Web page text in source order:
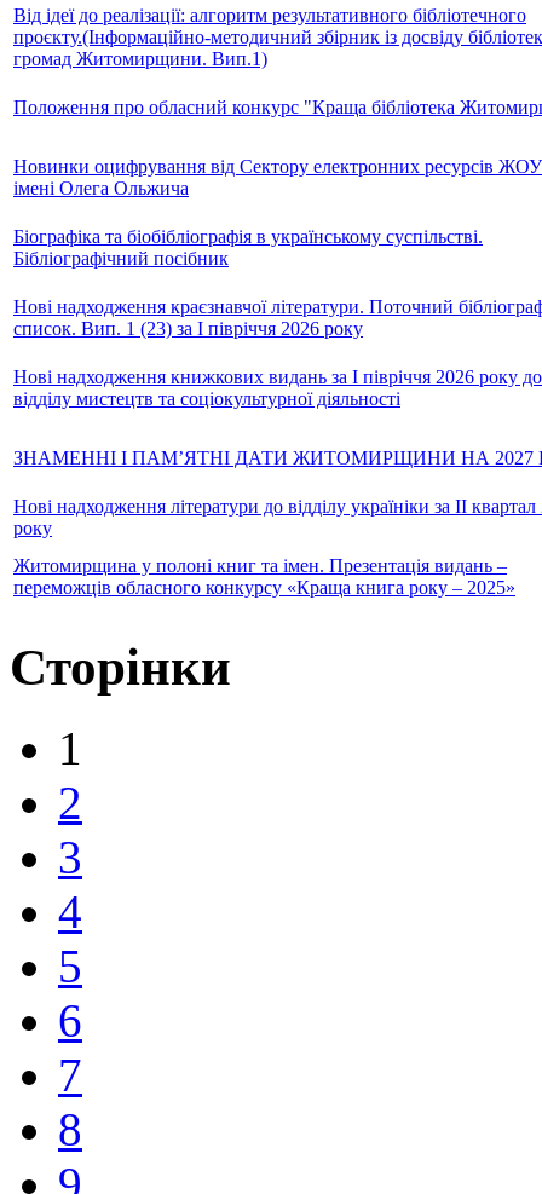
Від ідеї до реалізації: алгоритм результативного бібліотечного
проєкту.(Інформаційно-методичний збірник із досвіду бібліотек
громад Житомирщини. Вип.1)
Положення про обласний конкурс "Краща бібліотека
Новинки оцифрування від Сектору електронних ресурсів
імені Олега Ольжича
Біографіка та біобібліографія в українському суспільстві.
Бібліографічний посібник
Нові надходження краєзнавчої літератури. Поточний
список. Вип. 1 (23) за І півріччя 2026 року
Нові надходження книжкових видань за І півріччя 2026 року до
відділу мистецтв та соціокультурної діяльності
ЗНАМЕННІ І ПАМ’ЯТНІ ДАТИ ЖИТОМИРЩИНИ НА 2027
Нові надходження літератури до відділу україніки за ІІ
року
Житомирщина у полоні книг та імен. Презентація видань –
переможців обласного конкурсу «Краща книга року – 2025»
Сторінки
1
2
3
4
5
6
7
8
9